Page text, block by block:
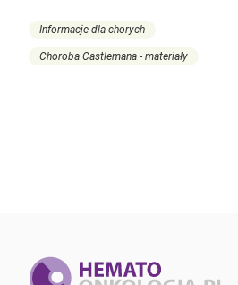
Informacje dla chorych
Choroba Castlemana - materiały